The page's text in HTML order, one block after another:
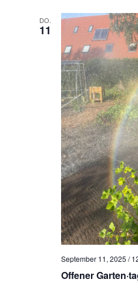
DO.
11
Offener
September 11, 2025 /